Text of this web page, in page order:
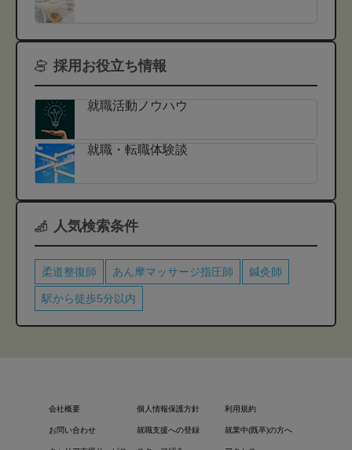
採用お役立ち情報
就職活動ノウハウ
就職・転職体験談
人気検索条件
柔道整復師 あん摩マッサージ指圧師 鍼灸師
駅から徒歩5分以内
会社概要 個人情報保護方針 利用規約
お問い合わせ 就職支援への登録 就業中(既卒)の方へ